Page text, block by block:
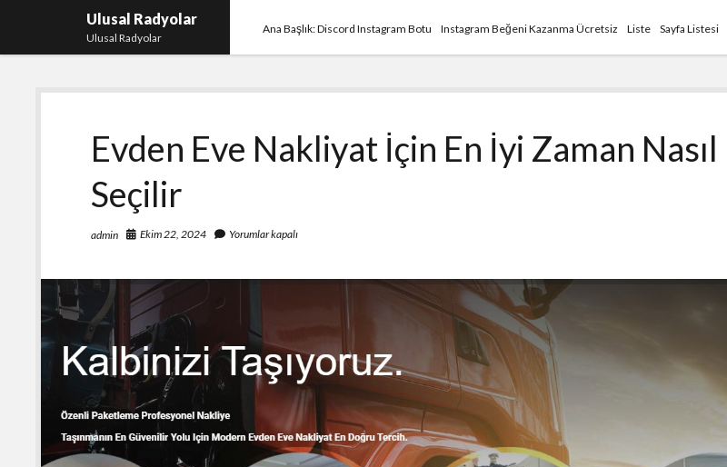
Ulusal Radyolar
Ulusal Radyolar
Ana Başlık: Discord Instagram Botu Instagram Beğeni Kazanma Ücretsiz Liste Sayfa Listesi
Evden Eve Nakliyat İçin En İyi Zaman Nasıl
Seçilir
admin Ekim 22, 2024 Yorumlar kapalı